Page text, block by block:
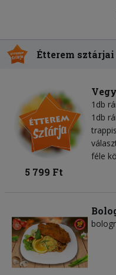
Étterem sztárjai
1db
1db
féle
5 799 Ft